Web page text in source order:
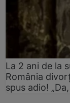
La 2 ani de la
România
spus adio!